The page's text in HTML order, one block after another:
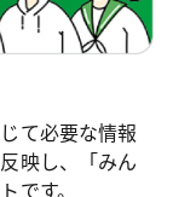
て必要な情報
映し、「みん
です。